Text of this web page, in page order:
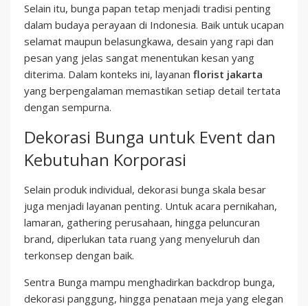
Selain itu, bunga papan tetap menjadi tradisi penting
dalam budaya perayaan di Indonesia. Baik untuk ucapan
selamat maupun belasungkawa, desain yang rapi dan
pesan yang jelas sangat menentukan kesan yang
diterima. Dalam konteks ini, layanan florist jakarta
yang berpengalaman memastikan setiap detail tertata
dengan sempurna.
Dekorasi Bunga untuk Event dan
Kebutuhan Korporasi
Selain produk individual, dekorasi bunga skala besar
juga menjadi layanan penting. Untuk acara pernikahan,
lamaran, gathering perusahaan, hingga peluncuran
brand, diperlukan tata ruang yang menyeluruh dan
terkonsep dengan baik.
Sentra Bunga mampu menghadirkan backdrop bunga,
dekorasi panggung, hingga penataan meja yang elegan